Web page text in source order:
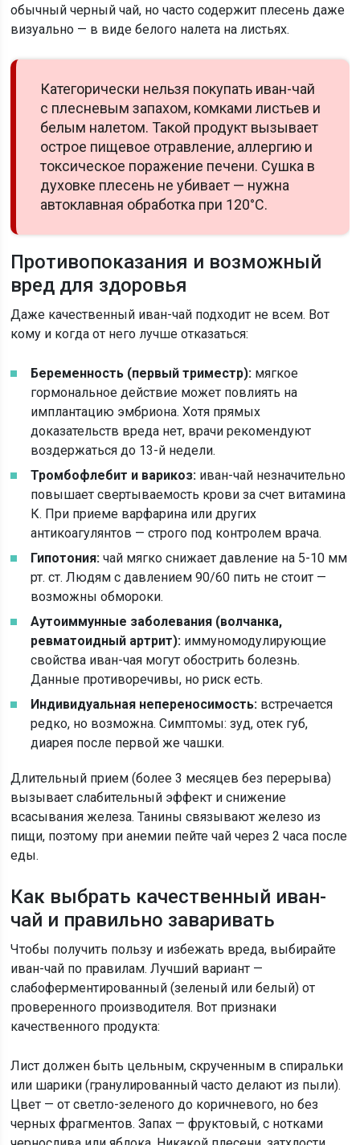
обычный черный чай, но часто содержит плесень даже
визуально — в виде белого налета на листьях.
Категорически нельзя покупать иван-чай
с плесневым запахом, комками листьев и
белым налетом. Такой продукт вызывает
острое пищевое отравление, аллергию и
токсическое поражение печени. Сушка в
духовке плесень не убивает — нужна
автоклавная обработка при 120°C.
Противопоказания и возможный
вред для здоровья
Даже качественный иван-чай подходит не всем. Вот
кому и когда от него лучше отказаться:
Беременность (первый триместр): мягкое
гормональное действие может повлиять на
имплантацию эмбриона. Хотя прямых
доказательств вреда нет, врачи рекомендуют
воздержаться до 13-й недели.
Тромбофлебит и варикоз: иван-чай незначительно
повышает свертываемость крови за счет витамина
К. При приеме варфарина или других
антикоагулянтов — строго под контролем врача.
Гипотония: чай мягко снижает давление на 5-10 мм
рт. ст. Людям с давлением 90/60 пить не стоит —
возможны обмороки.
Аутоиммунные заболевания (волчанка,
ревматоидный артрит): иммуномодулирующие
свойства иван-чая могут обострить болезнь.
Данные противоречивы, но риск есть.
Индивидуальная непереносимость: встречается
редко, но возможна. Симптомы: зуд, отек губ,
диарея после первой же чашки.
Длительный прием (более 3 месяцев без перерыва)
вызывает слабительный эффект и снижение
всасывания железа. Танины связывают железо из
пищи, поэтому при анемии пейте чай через 2 часа после
еды.
Как выбрать качественный иван-
чай и правильно заваривать
Чтобы получить пользу и избежать вреда, выбирайте
иван-чай по правилам. Лучший вариант —
слабоферментированный (зеленый или белый) от
проверенного производителя. Вот признаки
качественного продукта:
Лист должен быть цельным, скрученным в спиральки
или шарики (гранулированный часто делают из пыли).
Цвет — от светло-зеленого до коричневого, но без
черных фрагментов. Запах — фруктовый, с нотками